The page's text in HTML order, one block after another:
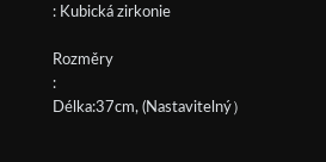
: Kubická zirkonie
Rozměry
:
Délka:37cm, (Nastavitelný）